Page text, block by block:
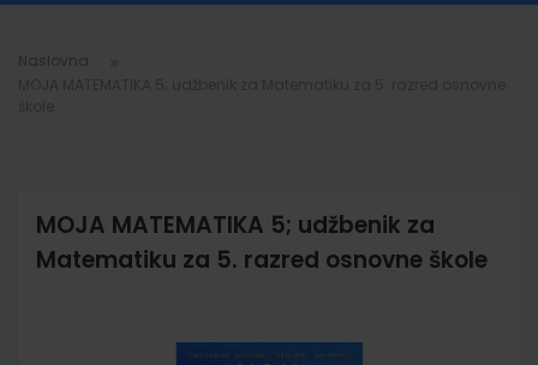
Naslovna
MOJA MATEMATIKA 5; udžbenik za
Matematiku za 5. razred osnovne škole